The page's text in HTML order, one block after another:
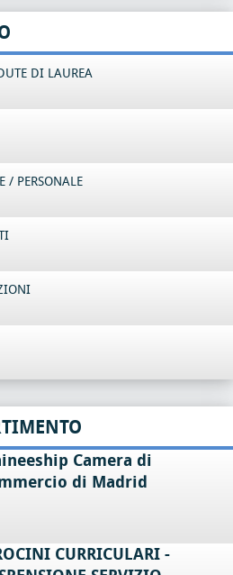
DI LAUREA
/ PERSONALE
Camera di
di Madrid
CURRICULARI -